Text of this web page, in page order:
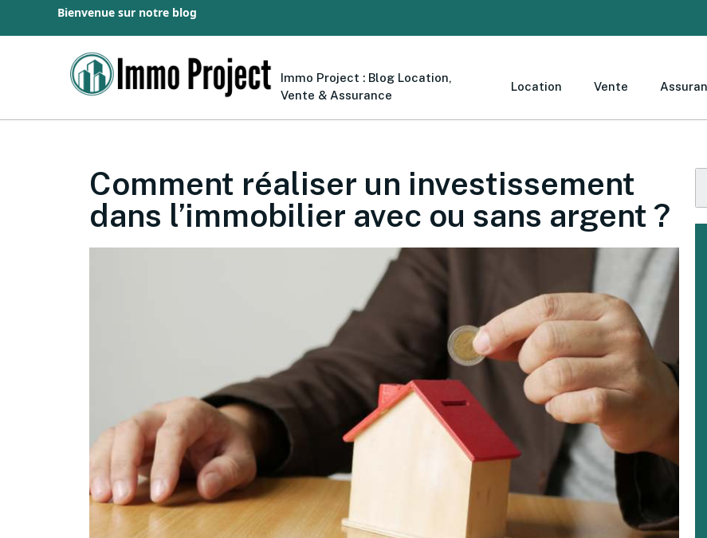
Bienvenue sur notre blog
Immo Project : Blog Location,
Vente & Assurance
Location Vente
Comment réaliser un investissement
dans l’immobilier avec ou sans argent ?